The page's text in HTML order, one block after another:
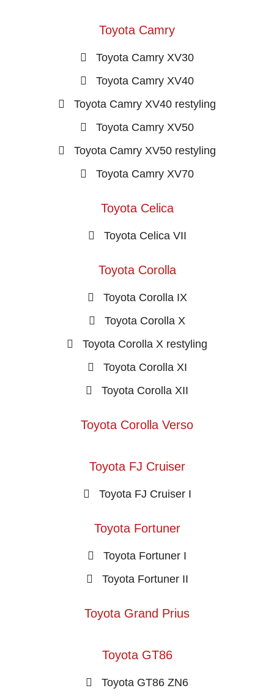
Toyota Camry
Toyota Camry XV30
Toyota Camry XV40
Toyota Camry XV40 restyling
Toyota Camry XV50
Toyota Camry XV50 restyling
Toyota Camry XV70
Toyota Celica
Toyota Celica VII
Toyota Corolla
Toyota Corolla IX
Toyota Corolla X
Toyota Corolla X restyling
Toyota Corolla XI
Toyota Corolla XII
Toyota Corolla Verso
Toyota FJ Cruiser
Toyota FJ Cruiser I
Toyota Fortuner
Toyota Fortuner I
Toyota Fortuner II
Toyota Grand Prius
Toyota GT86
Toyota GT86 ZN6